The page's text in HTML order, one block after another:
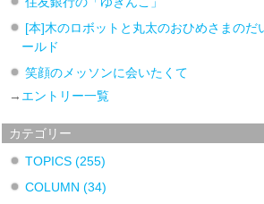
[本]木のロボットと丸太のおひめさまのだ
ールド
笑顔のメッソンに会いたくて
→ エントリー一覧
カテゴリー
TOPICS(255)
COLUMN(34)